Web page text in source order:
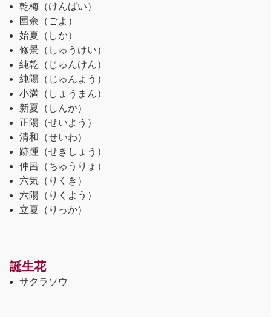
乾梅 （けんばい）
圉余 （ごよ）
始夏 （しか）
修景 （しゅうけい）
純乾 （じゅんけん）
純陽 （じゅんよう）
小満 （しょうまん）
新夏 （しんか）
正陽 （せいよう）
清和 （せいわ）
跡踵 （せきしょう）
仲呂
（ちゅうりょ）
六気 （りくき）
六陽 （りくよう）
立夏 （りっか）
誕生花
サクラソウ